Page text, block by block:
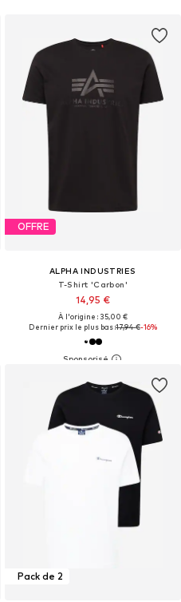
OFFRE
ALPHA INDUSTRIES
T-Shirt 'Carbon'
14,95 €
À l'origine : 35,00 €
Dernier prix le plus bas :17,94 €-16%
Pack de 2